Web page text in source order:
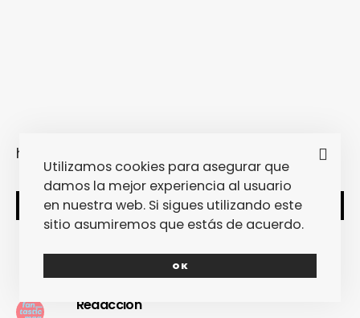
https://youtu.be/l8ThiYAbOgQ
SHARE TWEET
Redacción
Utilizamos cookies para asegurar que
damos la mejor experiencia al usuario
en nuestra web. Si sigues utilizando este
sitio asumiremos que estás de acuerdo.
OK